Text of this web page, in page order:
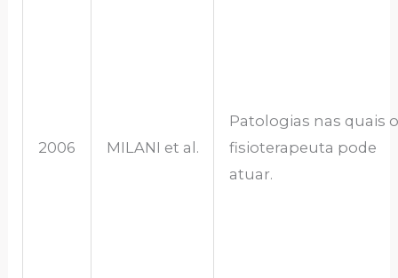
2006 MILANI et al.
Patologias nas quais o
fisioterapeuta pode
atuar.